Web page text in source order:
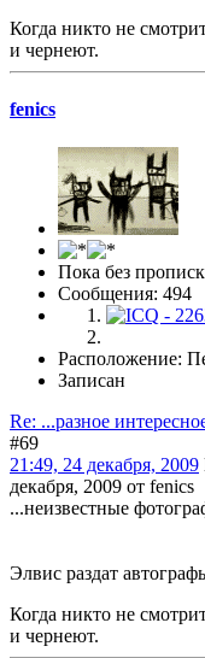
Когда никто не
и чернеют.
fenics
Пока без
Сообщения: 494
Расположение:
Записан
Re: ...разное
#69
21:49, 24 декабря, 2009
декабря, 2009 от fenics
...неизвестные
Элвис раздат
Когда никто не
и чернеют.